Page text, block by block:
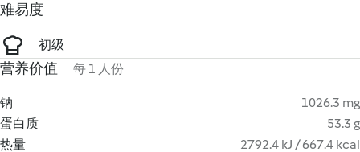
难易度
初级
营养价值 每 1 人份
钠
1026.3 mg
蛋白质
53.3 g
热量
2792.4 kJ / 667.4 kcal